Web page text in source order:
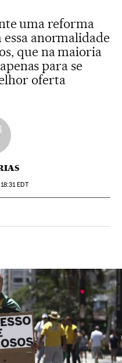
uma reforma
anormalidade
que na maioria
para se
oferta
EDT